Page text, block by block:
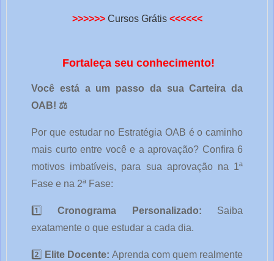
>>>>>> Cursos Grátis <<<<<<
Fortaleça seu conhecimento!
Você está a um passo da sua Carteira da
OAB! ⚖️
Por que estudar no Estratégia OAB é o caminho
mais curto entre você e a aprovação? Confira 6
motivos imbatíveis, para sua aprovação na 1ª
Fase e na 2ª Fase:
1️⃣ Cronograma Personalizado: Saiba
exatamente o que estudar a cada dia.
2️⃣ Elite Docente: Aprenda com quem realmente